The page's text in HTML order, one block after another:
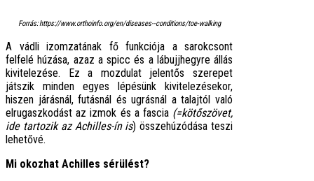
Forrás: https://www.orthoinfo.org/en/diseases--conditions/toe-walking
A vádli izomzatának fő funkciója a sarokcsont
felfelé húzása, azaz a spicc és a lábujjhegyre állás
kivitelezése. Ez a mozdulat jelentős szerepet
játszik minden egyes lépésünk kivitelezésekor,
hiszen járásnál, futásnál és ugrásnál a talajtól való
elrugaszkodást az izmok és a fascia (=kötőszövet,
ide tartozik az Achilles-ín is) összehúzódása teszi
lehetővé.
Mi okozhat Achilles sérülést?